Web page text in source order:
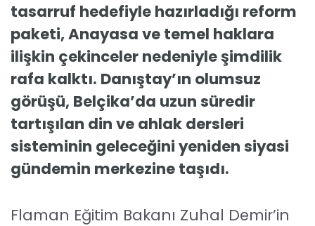
tasarruf hedefiyle hazırladığı reform
paketi, Anayasa ve temel haklara
ilişkin çekinceler nedeniyle şimdilik
rafa kalktı. Danıştay’ın olumsuz
görüşü, Belçika’da uzun süredir
tartışılan din ve ahlak dersleri
sisteminin geleceğini yeniden siyasi
gündemin merkezine taşıdı.
Flaman Eğitim Bakanı Zuhal Demir’in